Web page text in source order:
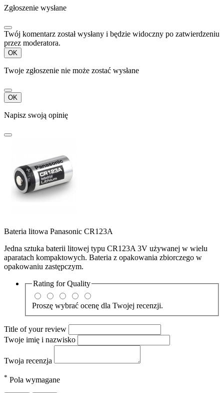
Zgłoszenie wysłane
Twój komentarz został wysłany i będzie widoczny po zatwierdzeniu
przez moderatora.
OK
Twoje zgłoszenie nie może zostać wysłane
OK
Napisz swoją opinię
Bateria litowa Panasonic CR123A
Jedna sztuka baterii litowej typu CR123A 3V używanej w wielu
aparatach kompaktowych. Bateria z opakowania zbiorczego w
opakowaniu zastępczym.
Rating forQuality
Proszę wybrać ocenę dla Twojej recenzji.
Title of your review
Twoje imię i nazwisko
Twoja recenzja
* Pola wymagane